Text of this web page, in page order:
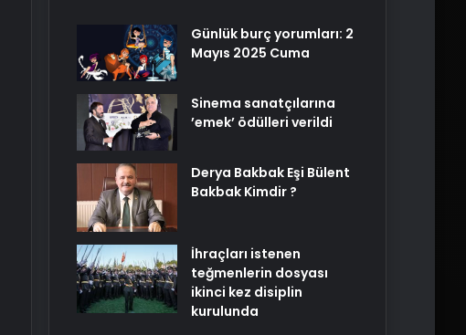
Günlük burç yorumları: 2
Mayıs 2025 Cuma
Sinema sanatçılarına
’emek’ ödülleri verildi
Derya Bakbak Eşi Bülent
Bakbak Kimdir ?
İhraçları istenen
teğmenlerin dosyası
ikinci kez disiplin
kurulunda